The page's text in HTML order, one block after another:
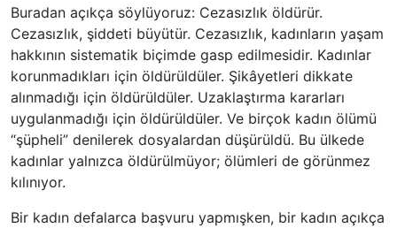
Buradan açıkça söylüyoruz: Cezasızlık öldürür.
Cezasızlık, şiddeti büyütür. Cezasızlık, kadınların yaşam
hakkının sistematik biçimde gasp edilmesidir. Kadınlar
korunmadıkları için öldürüldüler. Şikâyetleri dikkate
alınmadığı için öldürüldüler. Uzaklaştırma kararları
uygulanmadığı için öldürüldüler. Ve birçok kadın ölümü
“şüpheli” denilerek dosyalardan düşürüldü. Bu ülkede
kadınlar yalnızca öldürülmüyor; ölümleri de görünmez
kılınıyor.
Bir kadın defalarca başvuru yapmışken, bir kadın açıkça